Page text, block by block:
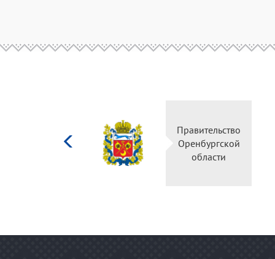
Правительство
Оренбургской
области